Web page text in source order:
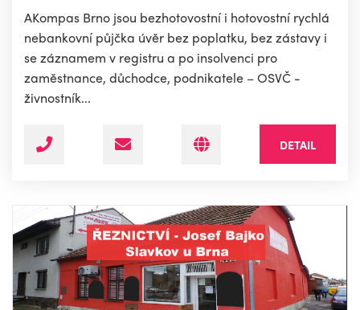
AKompas Brno jsou bezhotovostní i hotovostní rychlá
nebankovní půjčka úvěr bez poplatku, bez zástavy i
se záznamem v registru a po insolvenci pro
zaměstnance, důchodce, podnikatele – OSVČ -
živnostník...
DETAIL